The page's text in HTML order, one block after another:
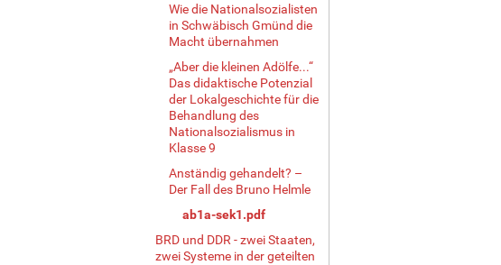
Wie die Nationalsozialisten
in Schwäbisch Gmünd die
Macht übernahmen
„Aber die kleinen Adölfe...“
Das didaktische Potenzial
der Lokalgeschichte für die
Behandlung des
Nationalsozialismus in
Klasse 9
Anständig gehandelt? –
Der Fall des Bruno Helmle
ab1a-sek1.pdf
BRD und DDR - zwei Staaten,
zwei Systeme in der geteilten